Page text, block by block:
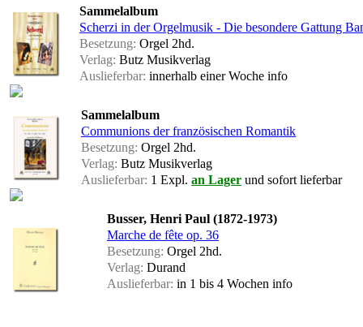
Sammelalbum
Scherzi in der Orgelmusik - Die besondere Gattung
Besetzung: Orgel 2hd.
Verlag: Butz Musikverlag
Auslieferbar: innerhalb einer Woche info
Sammelalbum
Communions der französischen Romantik
Besetzung: Orgel 2hd.
Verlag: Butz Musikverlag
Auslieferbar: 1 Expl. an Lager und sofort lieferbar
Busser, Henri Paul (1872-1973)
Marche de fête op. 36
Besetzung: Orgel 2hd.
Verlag: Durand
Auslieferbar: in 1 bis 4 Wochen info